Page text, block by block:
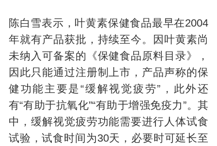
陈白雪表示，叶黄素保健食品最早在2004
年就有产品获批，持续至今。因叶黄素尚
未纳入可备案的《保健食品原料目录》，
因此只能通过注册制上市，产品声称的保
健功能主要是“缓解视觉疲劳”，此外还
有“有助于抗氧化”“有助于增强免疫力”。其
中，缓解视觉疲劳功能需要进行人体试食
试验，试食时间为30天，必要时可延长至